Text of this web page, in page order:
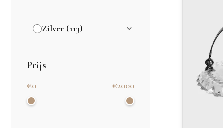
Zilver (113)
Prijs
€0 €2000